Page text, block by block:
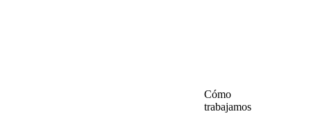
Cómo
trabajamos